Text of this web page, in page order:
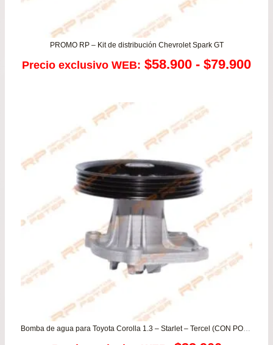
PROMO RP – Kit de distribución Chevrolet Spark GT
Precio exclusivo WEB: $58.900 - $79.900
Bomba de agua para Toyota Corolla 1.3 – Starlet – Tercel (CON POLEA)